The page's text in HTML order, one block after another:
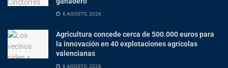
6 AGOSTO, 2026
Agricultura concede cerca de 500.000 euros para
la innovación en 40 explotaciones agrícolas
valencianas
6 AGOSTO, 2026